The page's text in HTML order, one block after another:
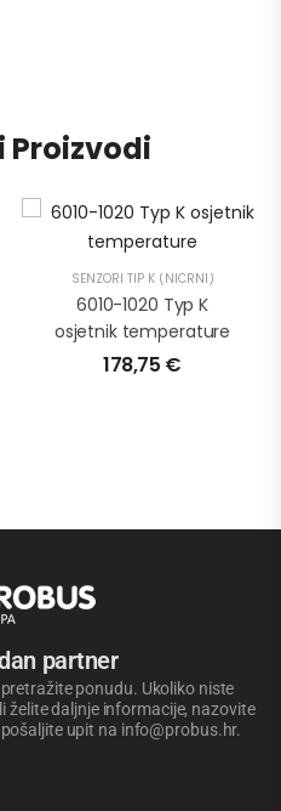
Proizvodi
SENZORI TIP K (NICRNI)
6010-1020 Typ K
osjetnik temperature
178,75 €
partner
ponudu. Ukoliko niste
želite daljnje informacije, nazovite
upit na info@probus.hr.